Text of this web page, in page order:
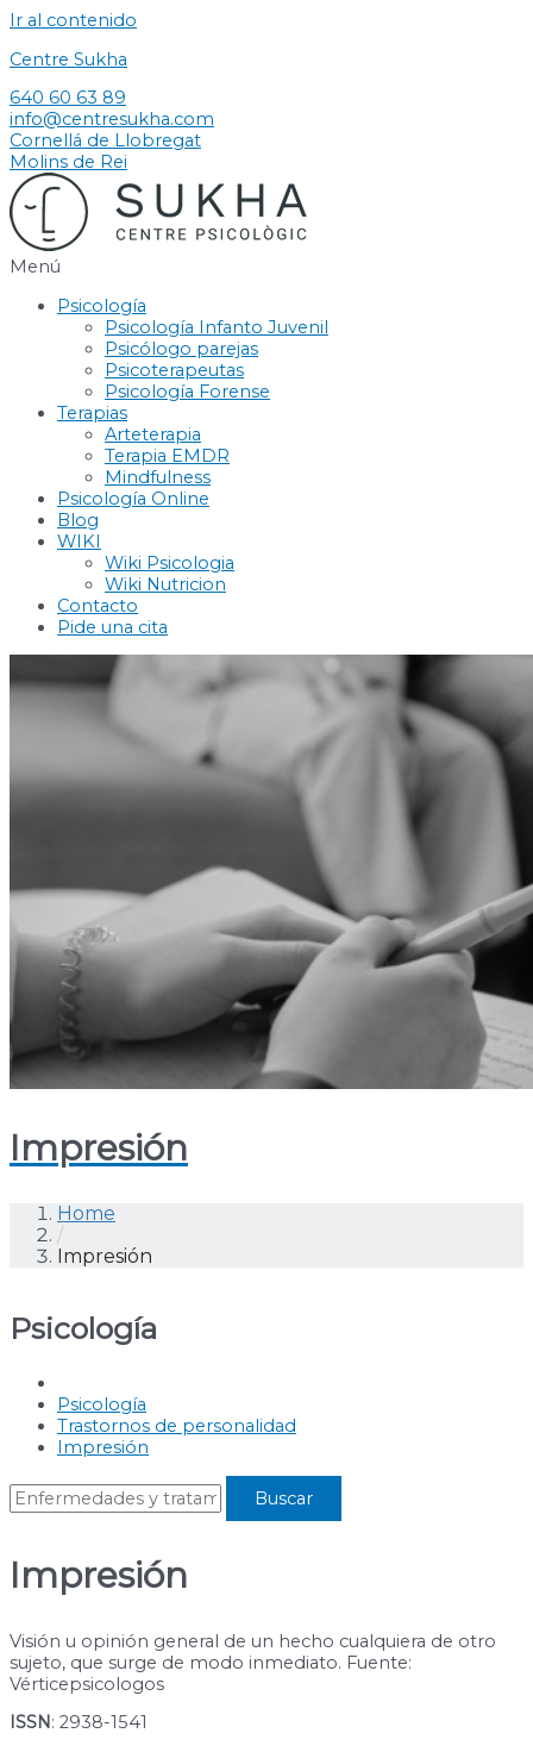
Ir al contenido
Centre Sukha
640 60 63 89
info@centresukha.com
Cornellá de Llobregat
Molins de Rei
Menú
Psicología
Psicología Infanto Juvenil
Psicólogo parejas
Psicoterapeutas
Psicología Forense
Terapias
Arteterapia
Terapia EMDR
Mindfulness
Psicología Online
Blog
WIKI
Wiki Psicologia
Wiki Nutricion
Contacto
Pide una cita
Impresión
Home
/
Impresión
Psicología
Psicología
Trastornos de personalidad
Impresión
Impresión
Visión u opinión general de un hecho cualquiera de otro
sujeto, que surge de modo inmediato. Fuente:
Vérticepsicologos
ISSN: 2938-1541